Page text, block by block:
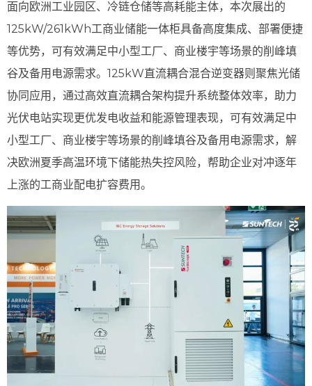
面向欧洲工业园区、冷链仓储等高耗能主体，本次展出的
125kW/261kWh工商业储能一体柜具备高度集成、部署便捷
等优势，可有效满足中小型工厂、商业楼宇等场景的削峰填
谷及备用电源需求。125kW直流耦合混合逆变器则聚焦光储
协同应用，通过高效直流耦合架构提升系统整体效率，助力
光伏电站实现更优发电收益和能源管理表现，可有效满足中
小型工厂、商业楼宇等场景的削峰填谷及备用电源需求，解
决欧洲夏季高温环境下储能热失控风险，帮助企业对冲逐年
上涨的工商业配电扩容费用。